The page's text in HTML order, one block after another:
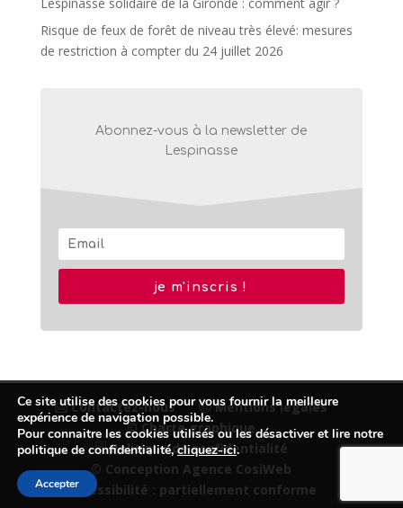
Risque de feux de forêt de niveau très élevé: mesures
de restriction à compter du 24 juillet 2026
Abonnez-vous à la newsletter de
Lespinasse
je m'inscris !
Contactez-nous
Mentions légales
© Charte graphique
Politique de confidentialité
© Conception Agence CosiWeb
Accessibilité : partiellement conforme
Ce site utilise des cookies pour vous fournir la meilleure
expérience de navigation possible.
Pour connaitre les cookies utilisés ou les désactiver et lire notre
politique de confidentialité,cliquez-ici.
Accepter